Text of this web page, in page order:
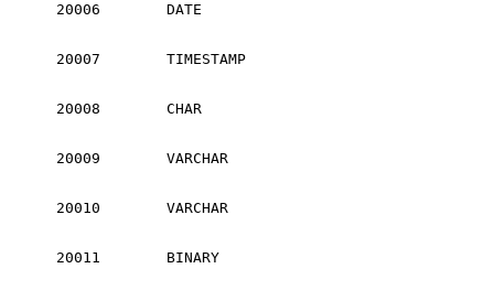
20006 DATE
20007 TIMESTAMP
20008 CHAR
20009 VARCHAR
20010 VARCHAR
20011 BINARY